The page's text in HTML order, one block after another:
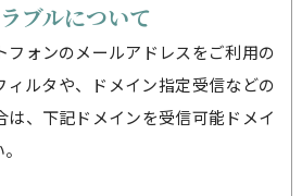
ブルについて
ォンのメールアドレスをご利用の
ィルタや、ドメイン指定受信などの
は、下記ドメインを受信可能ドメイ